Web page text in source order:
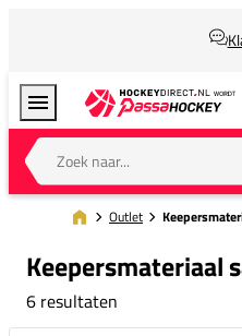
Zoek naar...
Outlet
Keepersmateriaal
6 resultaten